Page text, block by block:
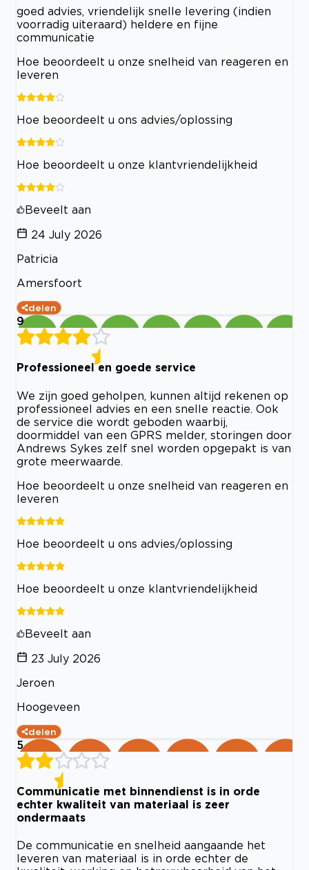
goed advies, vriendelijk snelle levering (indien
voorradig uiteraard) heldere en fijne
communicatie
Hoe beoordeelt u onze snelheid van reageren en
leveren
Hoe beoordeelt u ons advies/oplossing
Hoe beoordeelt u onze klantvriendelijkheid
Beveelt aan
24 July 2026
Patricia
Amersfoort
delen
9
Professioneel en goede service
We zijn goed geholpen, kunnen altijd rekenen op
professioneel advies en een snelle reactie. Ook
de service die wordt geboden waarbij,
doormiddel van een GPRS melder, storingen door
Andrews Sykes zelf snel worden opgepakt is van
grote meerwaarde.
Hoe beoordeelt u onze snelheid van reageren en
leveren
Hoe beoordeelt u ons advies/oplossing
Hoe beoordeelt u onze klantvriendelijkheid
Beveelt aan
23 July 2026
Jeroen
Hoogeveen
delen
5
Communicatie met binnendienst is in orde
echter kwaliteit van materiaal is zeer
ondermaats
De communicatie en snelheid aangaande het
leveren van materiaal is in orde echter de